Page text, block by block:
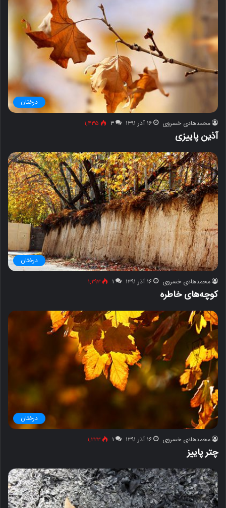
درختان
محمدهادی خسروی ۱۶ آذر ۱۳۹۱ ۳ ۱,۴۳۵
آذین پاییزی
درختان
محمدهادی خسروی ۱۶ آذر ۱۳۹۱ ۱ ۱,۲۹۳
کوچه‌های خاطره
درختان
محمدهادی خسروی ۱۶ آذر ۱۳۹۱ ۱ ۱,۲۲۳
چتر پاییز